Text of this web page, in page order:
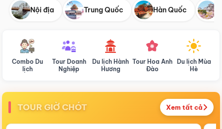
Nội địa Trung Quốc Hàn Quốc
Combo Du
lịch
Tour Doanh
Nghiệp
Du lịch Hành
Hương
Tour Hoa Anh
Đào
Du lịch Mùa
Hè
TOUR GIỜ CHÓT Xem tất cả
Điểm nổi bật